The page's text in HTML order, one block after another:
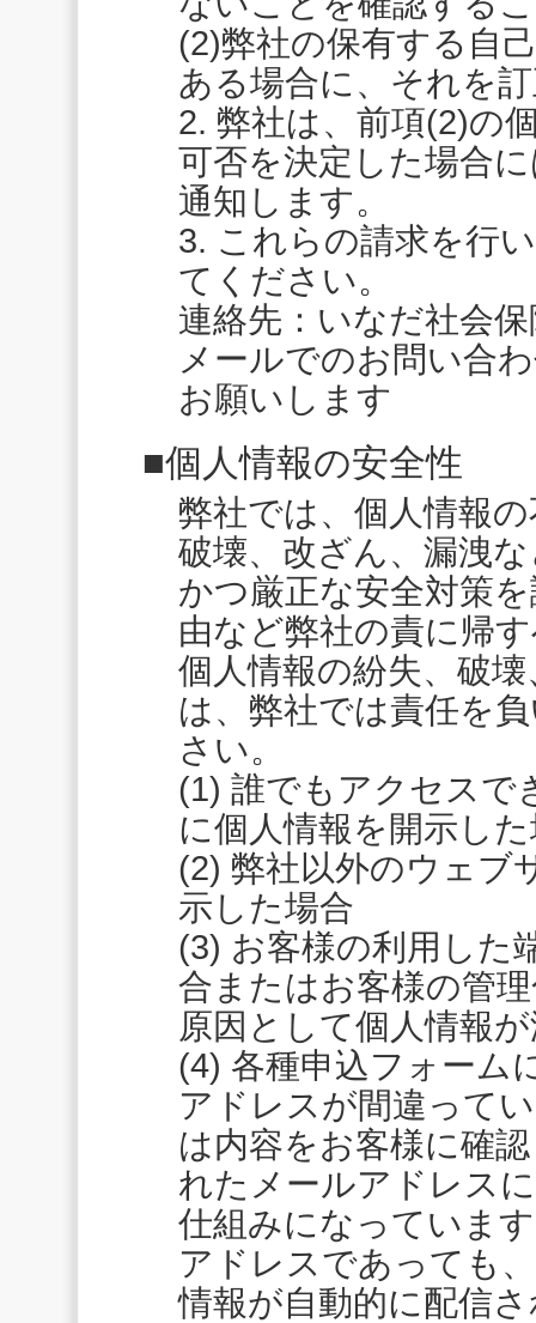
(2)弊社の保有する自
ある場合に、それを
2. 弊社は、前項(2)の
可否を決定した場合
通知します。
3. これらの請求を行
てください。
連絡先：いなだ社会
メールでのお問い合
お願いします
■個人情報の安全性
弊社では、個人情報
破壊、改ざん、漏洩
かつ厳正な安全対策
由など弊社の責に帰
個人情報の紛失、破
は、弊社では責任を
さい。
(1) 誰でもアクセスで
に個人情報を開示し
(2) 弊社以外のウェブ
示した場合
(3) お客様の利用した
合またはお客様の管
原因として個人情報
(4) 各種申込フォーム
アドレスが間違って
は内容をお客様に確
れたメールアドレス
仕組みになっていま
アドレスであっても
情報が自動的に配信